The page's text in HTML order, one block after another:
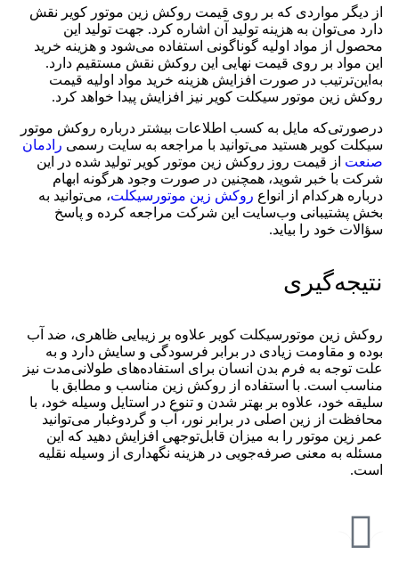
از دیگر مواردی که بر روی قیمت روکش زین موتور کویر نقش
دارد می‌توان به هزینه تولید آن اشاره کرد. جهت تولید این
محصول از مواد اولیه گوناگونی استفاده می‌شود و هزینه خرید
این مواد بر روی قیمت نهایی این روکش نقش مستقیم دارد.
به‌این‌ترتیب در صورت افزایش هزینه خرید مواد اولیه قیمت
روکش زین موتور سیکلت کویر نیز افزایش پیدا خواهد کرد.
درصورتی‌که مایل به کسب اطلاعات بیشتر درباره روکش موتور
سیکلت کویر هستید می‌توانید با مراجعه به سایت رسمی رادمان
صنعت از قیمت روز روکش زین موتور کویر تولید شده در این
شرکت با خبر شوید، همچنین در صورت وجود هرگونه ابهام
درباره هرکدام از انواع روکش زین موتورسیکلت، می‌توانید به
بخش پشتیبانی وب‌سایت این شرکت مراجعه کرده و پاسخ
سؤالات خود را بیاید.
نتیجه‌گیری
روکش زین موتورسیکلت کویر علاوه بر زیبایی ظاهری، ضد آب
بوده و مقاومت زیادی در برابر فرسودگی و سایش دارد و به
علت توجه به فرم بدن انسان برای استفاده‌های طولانی‌مدت نیز
مناسب است. با استفاده از روکش زین مناسب و مطابق با
سلیقه خود، علاوه بر بهتر شدن و تنوع در استایل وسیله خود، با
محافظت از زین اصلی در برابر نور، آب و گردوغبار می‌توانید
عمر زین موتور را به میزان قابل‌توجهی افزایش دهید که این
مسئله به معنی صرفه‌جویی در هزینه نگهداری از وسیله نقلیه
است.